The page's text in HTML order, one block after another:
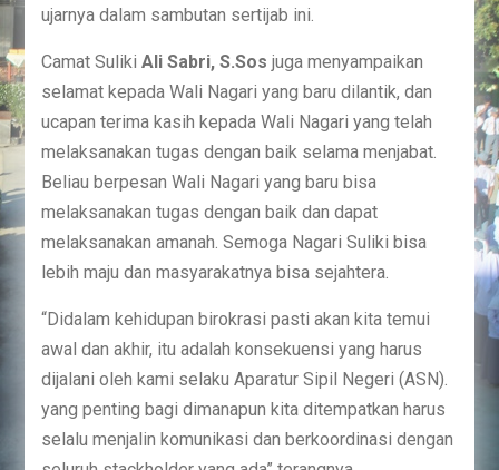
ujarnya dalam sambutan sertijab ini.
Camat Suliki Ali Sabri, S.Sos juga menyampaikan
selamat kepada Wali Nagari yang baru dilantik, dan
ucapan terima kasih kepada Wali Nagari yang telah
melaksanakan tugas dengan baik selama menjabat.
Beliau berpesan Wali Nagari yang baru bisa
melaksanakan tugas dengan baik dan dapat
melaksanakan amanah. Semoga Nagari Suliki bisa
lebih maju dan masyarakatnya bisa sejahtera.
“Didalam kehidupan birokrasi pasti akan kita temui
awal dan akhir, itu adalah konsekuensi yang harus
dijalani oleh kami selaku Aparatur Sipil Negeri (ASN).
yang penting bagi dimanapun kita ditempatkan harus
selalu menjalin komunikasi dan berkoordinasi dengan